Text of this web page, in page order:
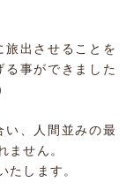
出させることを
事ができました
い、人間並みの最
ません。
たします。